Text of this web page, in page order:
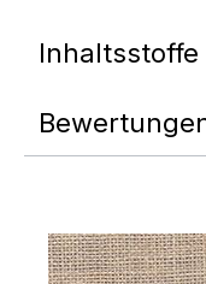
Inhaltsstoffe